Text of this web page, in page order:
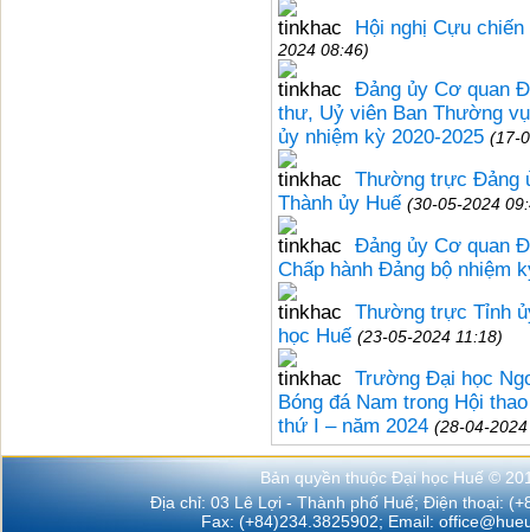
Hội nghị Cựu
2024 08:46)
Đảng ủy Cơ quan
thư, Uỷ viên Ban Thường
ủy nhiệm kỳ 2020-2025 (17-
Thường trực Đảng
Thành ủy Huế (30-05-2024
Đảng ủy Cơ quan
Chấp hành Đảng bộ nhiệm
Thường trực Tỉnh
học Huế (23-05-2024 11:18)
Trường Đại học
Bóng đá Nam trong Hội
thứ I – năm 2024 (28-04-
Bản quyền thuộc Đại học Huế ©
Địa chỉ: 03 Lê Lợi - Thành phố Huế; Điện thoại:
Fax: (+84)234.3825902; Email: